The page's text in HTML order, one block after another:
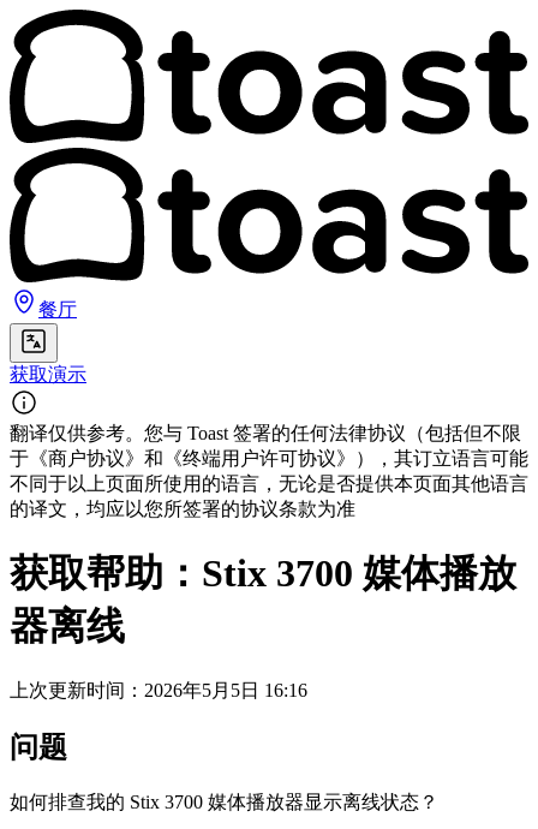
餐厅
获取演示
翻译仅供参考。您与 Toast 签署的任何法律协议（包括但不限
于《商户协议》和《终端用户许可协议》），其订立语言可能
不同于以上页面所使用的语言，无论是否提供本页面其他语言
的译文，均应以您所签署的协议条款为准
获取帮助：Stix 3700 媒体播放
器离线
上次更新时间：2026年5月5日 16:16
问题
如何排查我的 Stix 3700 媒体播放器显示离线状态？